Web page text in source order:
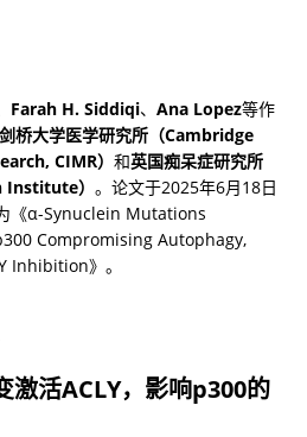
Farah H. Siddiqi、 Ana Lopez等作
剑桥大学医学研究所（Cambridge
CIMR） 和英国痴呆症研究所
Institute） 。论文于2025年6月18日
《α-Synuclein Mutations
Compromising Autophagy,
Inhibition》。
激活ACLY，影响p300的